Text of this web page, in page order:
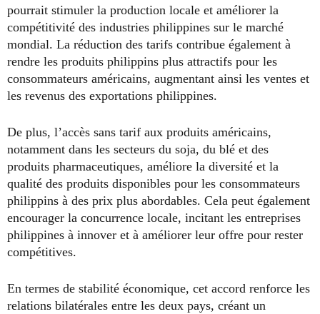
pourrait stimuler la production locale et améliorer la
compétitivité des industries philippines sur le marché
mondial. La réduction des tarifs contribue également à
rendre les produits philippins plus attractifs pour les
consommateurs américains, augmentant ainsi les ventes et
les revenus des exportations philippines.
De plus, l’accès sans tarif aux produits américains,
notamment dans les secteurs du soja, du blé et des
produits pharmaceutiques, améliore la diversité et la
qualité des produits disponibles pour les consommateurs
philippins à des prix plus abordables. Cela peut également
encourager la concurrence locale, incitant les entreprises
philippines à innover et à améliorer leur offre pour rester
compétitives.
En termes de stabilité économique, cet accord renforce les
relations bilatérales entre les deux pays, créant un